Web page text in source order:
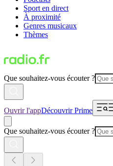
Sport en direct
À proximité
Genres musicaux
Thèmes
Que souhaitez-vous écouter ?
Ouvrir l'appDécouvrir Prime
Que souhaitez-vous écouter ?